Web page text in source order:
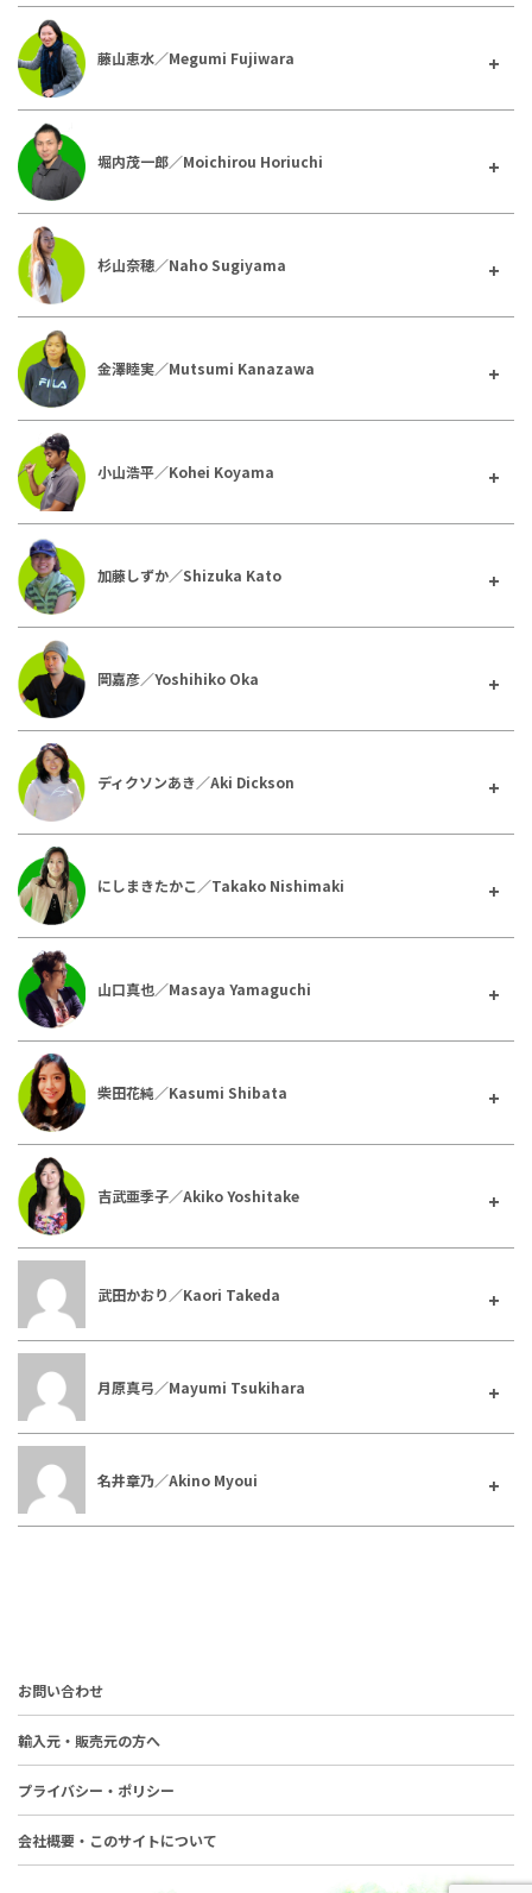
藤山恵水／Megumi Fujiwara
堀内茂一郎／Moichirou Horiuchi
杉山奈穂／Naho Sugiyama
金澤睦実／Mutsumi Kanazawa
小山浩平／Kohei Koyama
加藤しずか／Shizuka Kato
岡嘉彦／Yoshihiko Oka
ディクソンあき／Aki Dickson
にしまきたかこ／Takako Nishimaki
山口真也／Masaya Yamaguchi
柴田花純／Kasumi Shibata
吉武亜季子／Akiko Yoshitake
武田かおり／Kaori Takeda
月原真弓／Mayumi Tsukihara
名井章乃／Akino Myoui
お問い合わせ
輸入元・販売元の方へ
プライバシー・ポリシー
会社概要・このサイトについて